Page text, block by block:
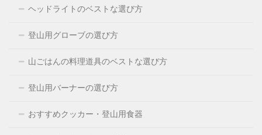
ヘッドライトのベストな選び方
登山用グローブの選び方
山ごはんの料理道具のベストな選び方
登山用バーナーの選び方
おすすめクッカー・登山用食器